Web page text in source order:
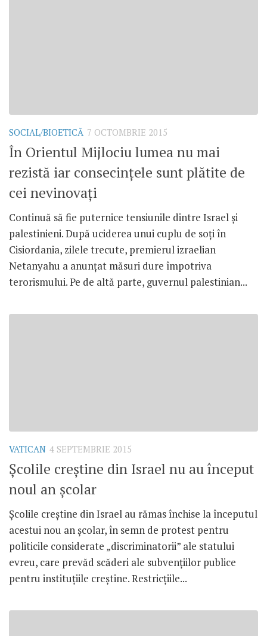
SOCIAL/BIOETICĂ 7 OCTOMBRIE 2015
În Orientul Mijlociu lumea nu mai
rezistă iar consecințele sunt plătite de
cei nevinovați
Continuă să fie puternice tensiunile dintre Israel și
palestinieni. După uciderea unui cuplu de soți în
Cisiordania, zilele trecute, premierul izraelian
Netanyahu a anunțat măsuri dure împotriva
terorismului. Pe de altă parte, guvernul palestinian...
VATICAN 4 SEPTEMBRIE 2015
Școlile creștine din Israel nu au început
noul an școlar
Școlile creștine din Israel au rămas închise la începutul
acestui nou an școlar, în semn de protest pentru
politicile considerate „discriminatorii” ale statului
evreu, care prevăd scăderi ale subvențiilor publice
pentru instituțiile creștine. Restricțiile...